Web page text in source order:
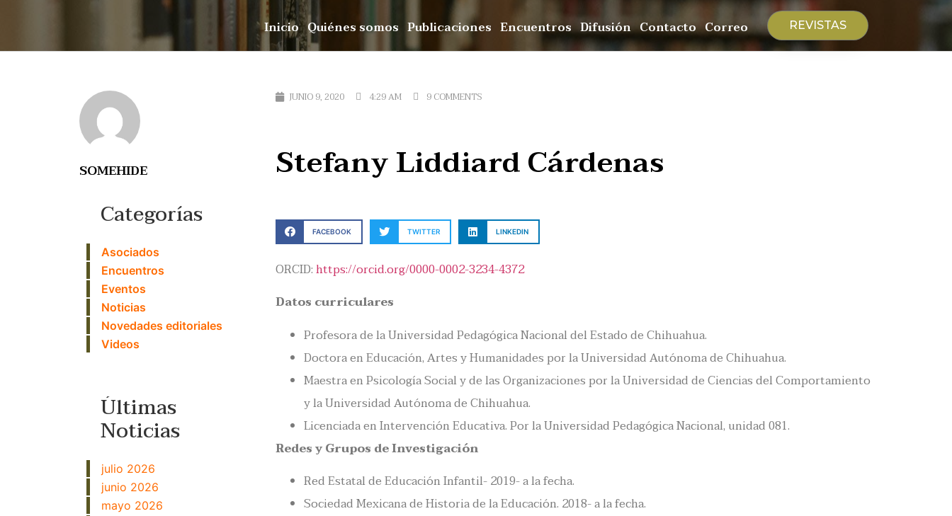
Inicio Quiénes somos Publicaciones Encuentros Difusión Contacto Correo REVISTAS
SOMEHIDE
Categorías
Asociados
Encuentros
Eventos
Noticias
Novedades editoriales
Videos
Últimas
Noticias
julio 2026
junio 2026
mayo 2026
JUNIO 9, 2020 4:29 AM 9 COMMENTS
Stefany Liddiard Cárdenas
FACEBOOK TWITTER LINKEDIN
ORCID:https://orcid.org/0000-0002-3234-4372
Datos curriculares
Profesora de la Universidad Pedagógica Nacional del Estado de Chihuahua.
Doctora en Educación, Artes y Humanidades por la Universidad Autónoma de Chihuahua.
Maestra en Psicología Social y de las Organizaciones por la Universidad de Ciencias del Comportamiento
y la Universidad Autónoma de Chihuahua.
Licenciada en Intervención Educativa. Por la Universidad Pedagógica Nacional, unidad 081.
Redes y Grupos de Investigación
Red Estatal de Educación Infantil- 2019- a la fecha.
Sociedad Mexicana de Historia de la Educación. 2018- a la fecha.